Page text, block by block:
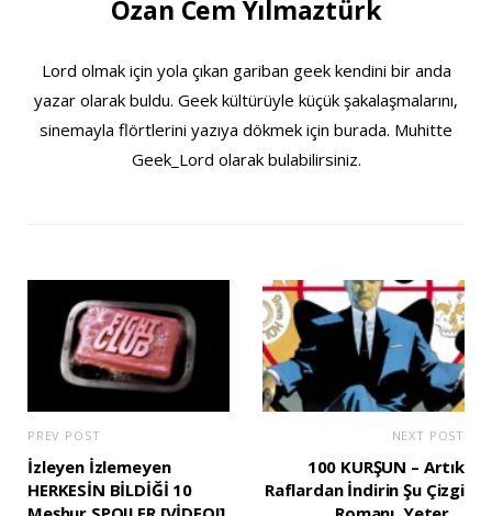
Ozan Cem Yılmaztürk
Lord olmak için yola çıkan gariban geek kendini bir anda
yazar olarak buldu. Geek kültürüyle küçük şakalaşmalarını,
sinemayla flörtlerini yazıya dökmek için burada. Muhitte
Geek_Lord olarak bulabilirsiniz.
PREV POST
İzleyen İzlemeyen
HERKESİN BİLDİĞİ 10
NEXT POST
100 KURŞUN – Artık
Raflardan İndirin Şu Çizgi